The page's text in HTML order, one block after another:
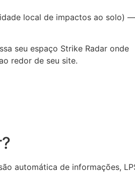
local de impactos ao solo) —
seu espaço Strike Radar onde
redor de seu site.
automática de informações,